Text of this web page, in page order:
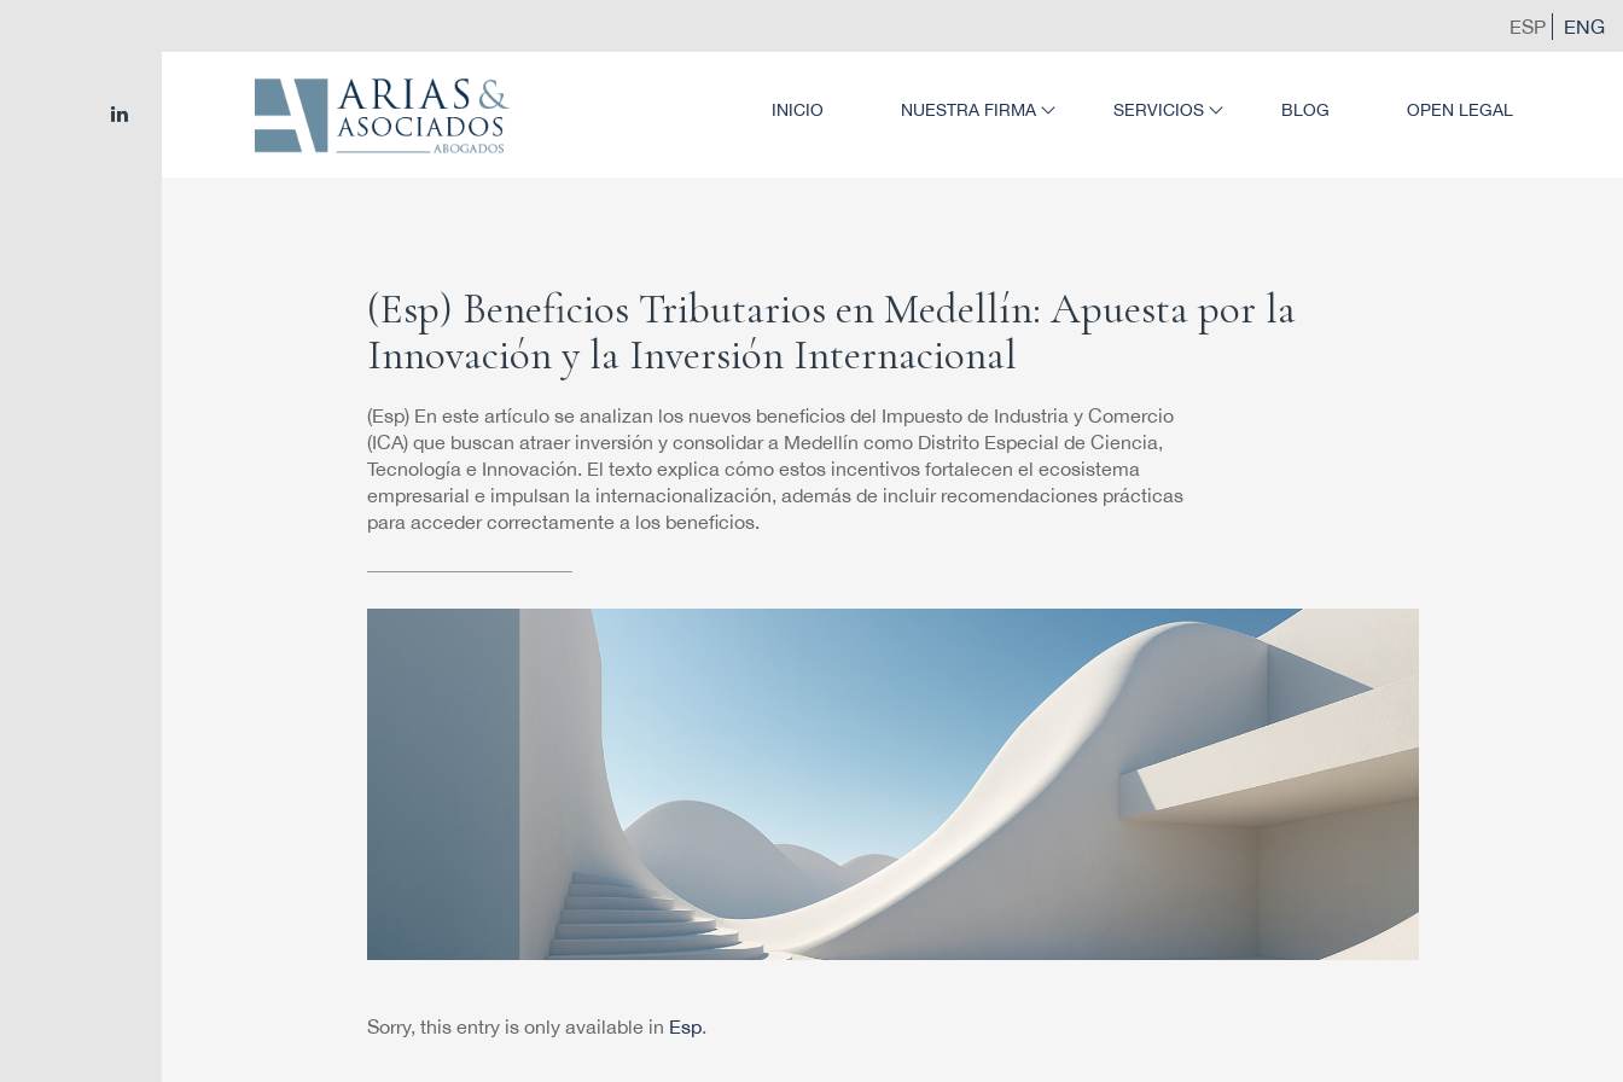
ESP ENG
INICIO NUESTRA FIRMA SERVICIOS BLOG OPEN LEGAL
(Esp) Beneficios Tributarios en Medellín: Apuesta por la
Innovación y la Inversión Internacional
(Esp) En este artículo se analizan los nuevos beneficios del Impuesto de Industria y Comercio
(ICA) que buscan atraer inversión y consolidar a Medellín como Distrito Especial de Ciencia,
Tecnología e Innovación. El texto explica cómo estos incentivos fortalecen el ecosistema
empresarial e impulsan la internacionalización, además de incluir recomendaciones prácticas
para acceder correctamente a los beneficios.
Sorry, this entry is only available in Esp.